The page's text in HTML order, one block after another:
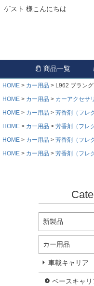
ゲスト 様こんにちは
商品一覧
HOME カー用品
L962 ブラン
HOME
カー用品 カーアクセサ
HOME
カー用品 芳香剤（フレ
HOME
カー用品 芳香剤（フレ
HOME
カー用品 芳香剤（フレ
HOME
カー用品 芳香剤（フレ
新製品
カー用品
車載キャリア
ベースキャリ